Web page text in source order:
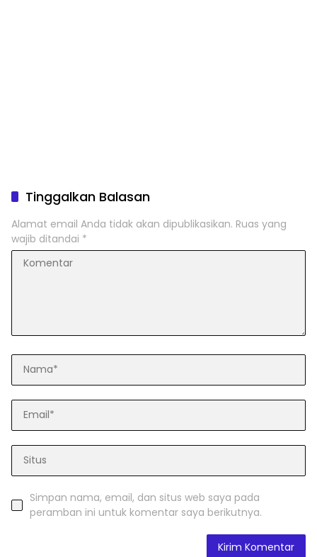
Tinggalkan Balasan
Alamat email Anda tidak akan dipublikasikan. Ruas yang
wajib ditandai *
Simpan nama, email, dan situs web saya pada
peramban ini untuk komentar saya berikutnya.